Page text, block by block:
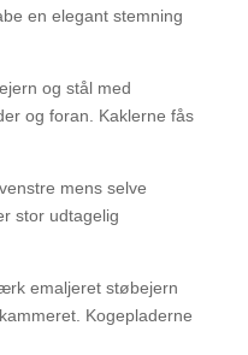
en elegant stemning
og stål med
og foran. Kaklerne fås
mens selve
stor udtagelig
emaljeret støbejern
Kogepladerne